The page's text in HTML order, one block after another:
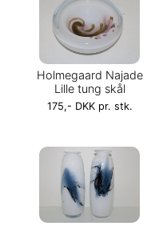
Holmegaard Najade
Lille tung skål
175,- DKK pr. stk.